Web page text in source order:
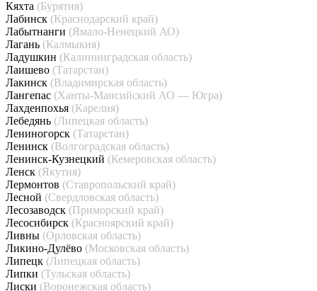
Кяхта (Бурятия)
Лабинск (Краснодарский край)
Лабытнанги (Ямало-Ненецкий АО)
Лагань (Калмыкия)
Ладушкин (Калининградская область)
Лаишево (Татарстан)
Лакинск (Владимирская область)
Лангепас (Ханты-Мансийский АО — Югра)
Лахденпохья (Карелия)
Лебедянь (Липецкая область)
Лениногорск (Татарстан)
Ленинск (Волгоградская область)
Ленинск-Кузнецкий (Кемеровская область)
Ленск (Якутия)
Лермонтов (Ставропольский край)
Лесной (Свердловская область)
Лесозаводск (Приморский край)
Лесосибирск (Красноярский край)
Ливны (Орловская область)
Ликино-Дулёво (Московская область)
Липецк (Липецкая область)
Липки (Тульская область)
Лиски (Воронежская область)